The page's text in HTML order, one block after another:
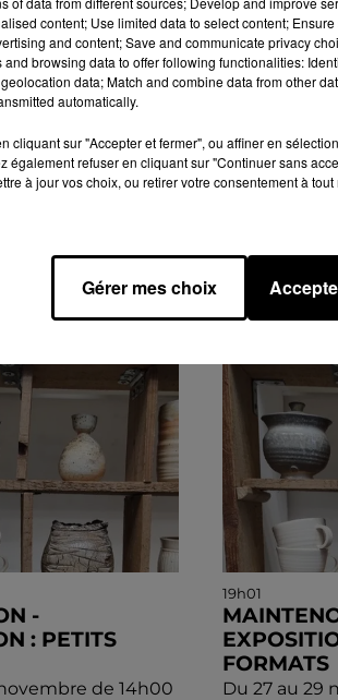
-
: PETITS
de 14h00
19h01
FORMATS
Du 27 au 29
content; Use limited data to select content;
and content; Save and communicate privacy
and browsing data to offer following functionalities:
data; Match and combine data from other
automatically.
cliquant sur "Accepter et fermer", ou affiner en
également refuser en cliquant sur "Continuer sans
à jour vos choix, ou retirer votre consentement à
Gérer mes choix